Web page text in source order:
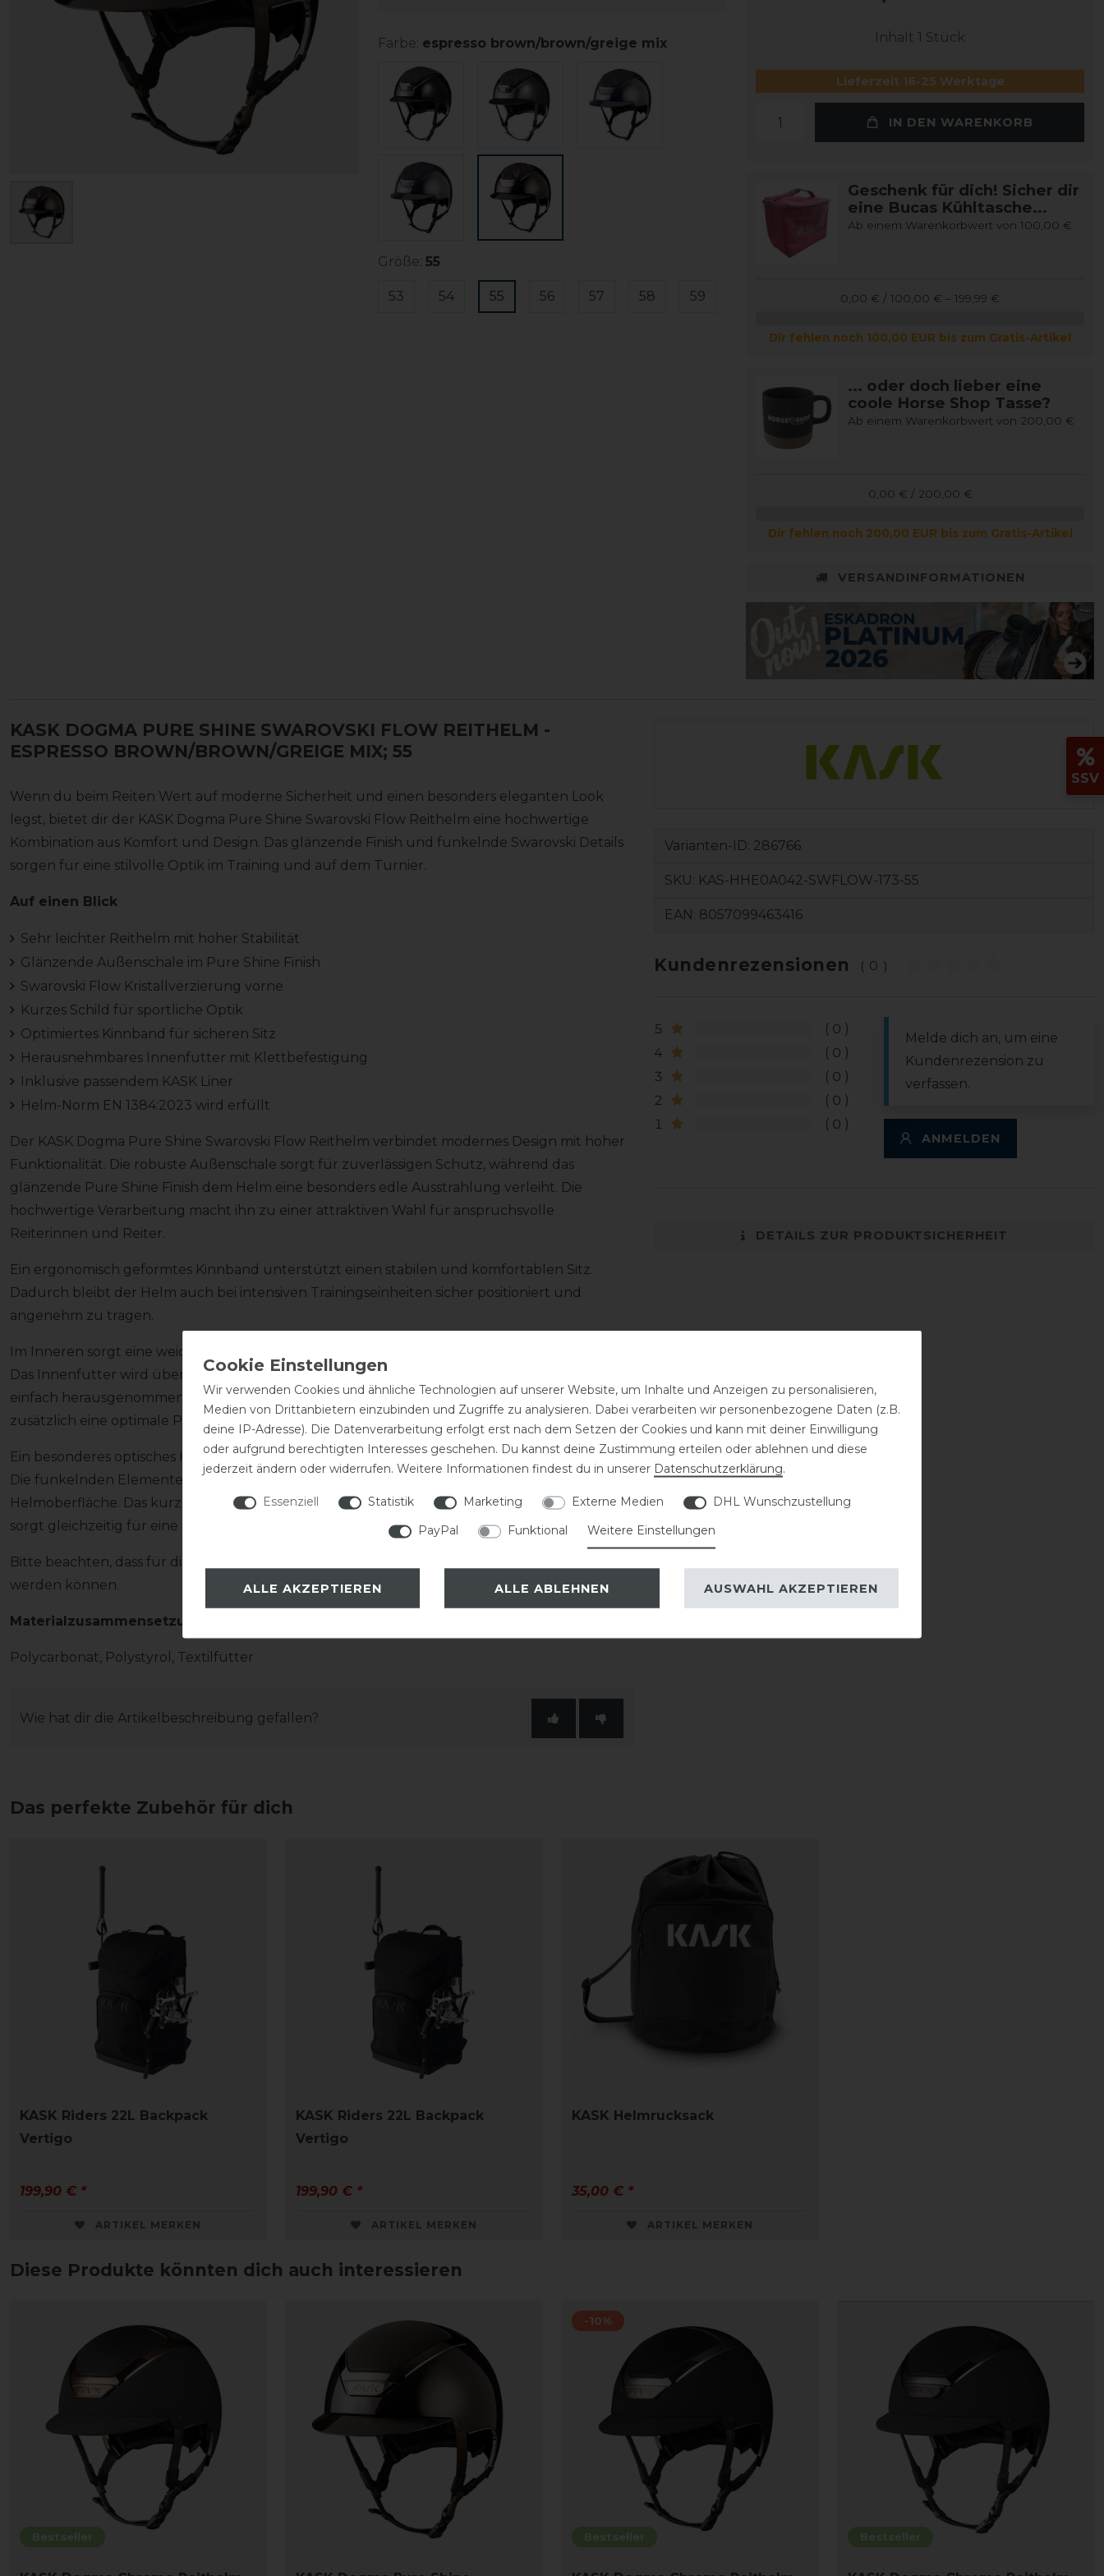
Farbe: espresso brown/brown/greige mix
Größe: 55
53 54 55 56 57 58 59
Inhalt 1 Stück
Lieferzeit 16-25 Werktage
IN DEN WARENKORB
Geschenk für dich! Sicher dir
eine Bucas Kühltasche...
Ab einem Warenkorbwert von 100,00 €
0,00 € / 100,00 € – 199,99 €
Dir fehlen noch 100,00 EUR bis zum Gratis-Artikel
... oder doch lieber eine
coole Horse Shop Tasse?
Ab einem Warenkorbwert von 200,00 €
0,00 € / 200,00 €
Dir fehlen noch 200,00 EUR bis zum Gratis-Artikel
VERSANDINFORMATIONEN
KASK DOGMA PURE SHINE SWAROVSKI FLOW REITHELM -
ESPRESSO BROWN/BROWN/GREIGE MIX; 55
Wenn du beim Reiten Wert auf moderne Sicherheit und einen besonders eleganten Look
legst, bietet dir der KASK Dogma Pure Shine Swarovski Flow Reithelm eine hochwertige
Kombination aus Komfort und Design. Das glänzende Finish und funkelnde Swarovski Details
sorgen für eine stilvolle Optik im Training und auf dem Turnier.
Auf einen Blick
Sehr leichter Reithelm mit hoher Stabilität
Glänzende Außenschale im Pure Shine Finish
Swarovski Flow Kristallverzierung vorne
Kurzes Schild für sportliche Optik
Optimiertes Kinnband für sicheren Sitz
Herausnehmbares Innenfutter mit Klettbefestigung
Inklusive passendem KASK Liner
Helm-Norm EN 1384:2023 wird erfüllt
Der KASK Dogma Pure Shine Swarovski Flow Reithelm verbindet modernes Design mit hoher
Funktionalität. Die robuste Außenschale sorgt für zuverlässigen Schutz, während das
glänzende Pure Shine Finish dem Helm eine besonders edle Ausstrahlung verleiht. Die
hochwertige Verarbeitung macht ihn zu einer attraktiven Wahl für anspruchsvolle
Reiterinnen und Reiter.
Ein ergonomisch geformtes Kinnband unterstützt einen stabilen und komfortablen Sitz.
Dadurch bleibt der Helm auch bei intensiven Trainingseinheiten sicher positioniert und
angenehm zu tragen.
Im Inneren sorgt eine weich gepolsterte Innenausstattung für ein angenehmes Tragegefühl.
Das Innenfutter wird über ein praktisches Klettsystem befestigt und kann zum Reinigen
einfach herausgenommen werden. Der im Lieferumfang enthaltene KASK Liner unterstützt
zusätzlich eine optimale Passform und hohen Komfort.
Ein besonderes optisches Highlight ist die Swarovski Flow Kristallverzierung im Frontbereich.
Die funkelnden Elemente setzen einen eleganten Akzent auf der glänzenden
Helmoberfläche. Das kurze Schild unterstreicht den sportlichen Charakter des Helmes und
sorgt gleichzeitig für eine moderne Linienführung.
Bitte beachten, dass für diesen Helm ausschließlich passende KASK Innenfutter verwendet
werden können.
Materialzusammensetzung
Polycarbonat, Polystyrol, Textilfutter
Wie hat dir die Artikelbeschreibung gefallen?
Varianten-ID: 286766
SKU: KAS-HHE0A042-SWFLOW-173-55
EAN: 8057099463416
Kundenrezensionen (0)
5
0
4
0
3
0
2
0
1
0
Melde dich an, um eine
Kundenrezension zu
verfassen.
ANMELDEN
DETAILS ZUR PRODUKTSICHERHEIT
Das perfekte Zubehör für dich
KASK Riders 22L Backpack
Vertigo
199,90 € *
ARTIKEL MERKEN
KASK Riders 22L Backpack
Vertigo
199,90 € *
ARTIKEL MERKEN
KASK Helmrucksack
35,00 € *
ARTIKEL MERKEN
Diese Produkte könnten dich auch interessieren
Bestseller Bestseller
-10%
Bestseller
SSV
Wir verwenden Cookies und ähnliche Technologien auf unserer Website, um Inhalte und Anzeigen zu personalisieren,
Medien von Drittanbietern einzubinden und Zugriffe zu analysieren. Dabei verarbeiten wir personenbezogene Daten (z.B.
deine IP-Adresse). Die Datenverarbeitung erfolgt erst nach dem Setzen der Cookies und kann mit deiner Einwilligung
oder aufgrund berechtigten Interesses geschehen. Du kannst deine Zustimmung erteilen oder ablehnen und diese
jederzeit ändern oder widerrufen. Weitere Informationen findest du in unserer Daten­schutz­erklärung.
Essenziell Statistik Marketing Externe Medien
DHL Wunschzustellung
PayPal
Funktional Weitere Einstellungen
ALLE AKZEPTIEREN ALLE ABLEHNEN AUSWAHL AKZEPTIEREN